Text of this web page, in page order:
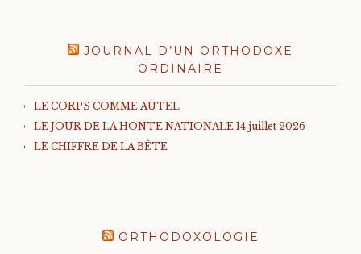
JOURNAL D’UN ORTHODOXE
ORDINAIRE
LE CORPS COMME AUTEL
LE JOUR DE LA HONTE NATIONALE 14 juillet 2026
LE CHIFFRE DE LA BÊTE
ORTHODOXOLOGIE